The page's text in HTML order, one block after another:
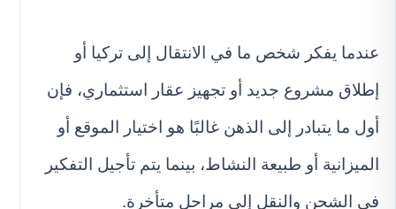
عندما يفكر شخص ما في الانتقال إلى تركيا أو
إطلاق مشروع جديد أو تجهيز عقار استثماري، فإن
أول ما يتبادر إلى الذهن غالبًا هو اختيار الموقع أو
الميزانية أو طبيعة النشاط، بينما يتم تأجيل التفكير
في الشحن والنقل إلى مراحل متأخرة.